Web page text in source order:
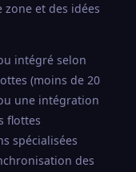
et des idées
intégré selon
(moins de 20
une intégration
flottes
spécialisées
des